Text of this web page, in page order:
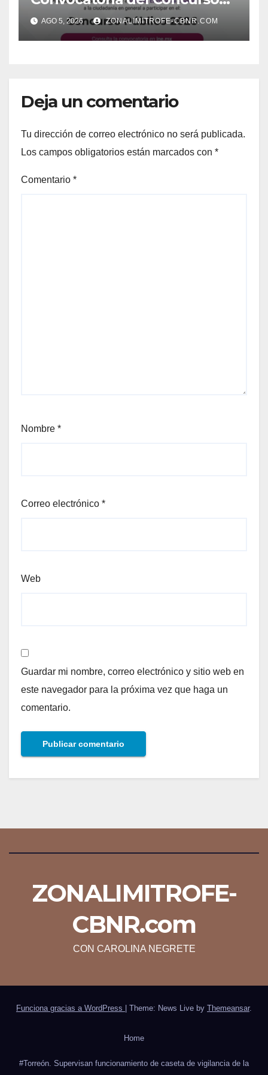
Público 2026
AGO 5, 2026 ZONALIMITROFE-CBNR.COM
Deja un comentario
Tu dirección de correo electrónico no será publicada.
Los campos obligatorios están marcados con *
Comentario *
Nombre *
Correo electrónico *
Web
Guardar mi nombre, correo electrónico y sitio web en
este navegador para la próxima vez que haga un
comentario.
ZONALIMITROFE-
CBNR.com
CON CAROLINA NEGRETE
Funciona gracias a WordPress Theme: News Live by Themeansar.
Home
#Torreón. Supervisan funcionamiento de caseta de vigilancia de la